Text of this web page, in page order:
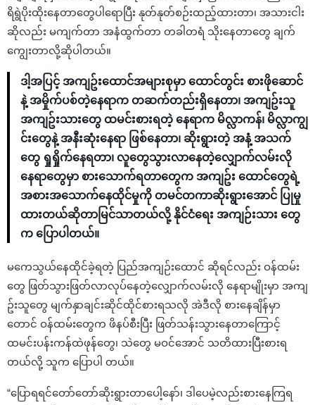
ရိရွဲပိုးထိုးနေတာတွေပါရောပြီး နုတ်နုတ်စဉ်းထည့်ထားတာ၊ အသားငါး
ဆိုလည်း မကျက်တာ အနံထွက်တာ တခါတရံ သိုးနေတာတွေ ချက်
ကျွေးတာလို့ဆိုပါတယ်။
ဒါ့အပြင့် အကျဥ်းထောင်အများစုမှာ ထောင်တွင်း စားဖိုဆောင်
နဲ့ အမှိုက်ပစ်တဲ့နေရာက တဆက်တည်းရှိနေတာ၊ အကျဥ်းသူ
အကျဥ်းသားတွေ ထမင်းစားရတဲ့ နေရာက မိလ္လာကန်၊ မိလ္လာကျွ
င်းတွေနဲ့ အနီးဆုံးနေရာ ဖြစ်နေတာ၊ ဆိုးရွားတဲ့ အနံ့ အသက်
တွေ ရှုရှိုက်နေရတာ၊ လူတွေသွားလာနေတဲ့လျှောက်လမ်းလို
နေရာတွေမှာ စားသောက်ရတာတွေက အကျဥ်း ထောင်တွေရဲ့
အစားအသောက်နေထိုင်မှုကို တမင်တကာဆိုးရွားအောင် ပြုမှု
ထားတယ်ဆိုတာမြင်သာတယ်လို့ နိုင်ငံရေး အကျဉ်းသား တွေ
က ပြောပါတယ်။
မကေသွယ်နေထိုင်ခဲ့ရတဲ့ ပြည်အကျဉ်းထောင် ဆိုရင်လည်း ဝန်ထမ်း
တွေ ဖြတ်သွားဖြတ်လာလုပ်နေတဲ့လျှောက်လမ်းလို နေရာမျိုးမှာ အကျ
ဥ်းသူတွေ မျက်နှာချင်းဆိုင်ထိုင်စားရသလို အဲဒီလို စားနေချိန်မှာ
တောင် ဝန်ထမ်းတွေက ဖိနပ်စီးပြီး ဖြတ်သန်းသွားနေတာကြောင့်
ထမင်းပန်းကန်ထဲဖုန်တွေ၊ သဲတွေ မဝင်အောင် သတိထားပြီးစားရ
တယ်လို့ သူက ပြောပါ တယ်။
“ပြောရရင်တော်တော်ဆိုးရွားတာပေါ့နော်၊ ဒါပေမဲ့လည်းစားနေကြရ